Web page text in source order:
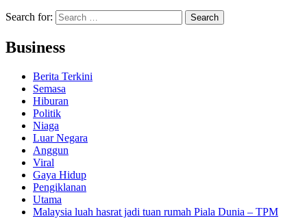
Search for:
Business
Berita Terkini
Semasa
Hiburan
Politik
Niaga
Luar Negara
Anggun
Viral
Gaya Hidup
Pengiklanan
Utama
Malaysia luah hasrat jadi tuan rumah Piala Dunia – TPM